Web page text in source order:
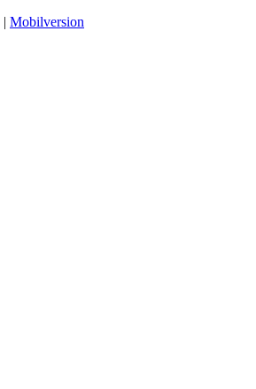
| Mobilversion